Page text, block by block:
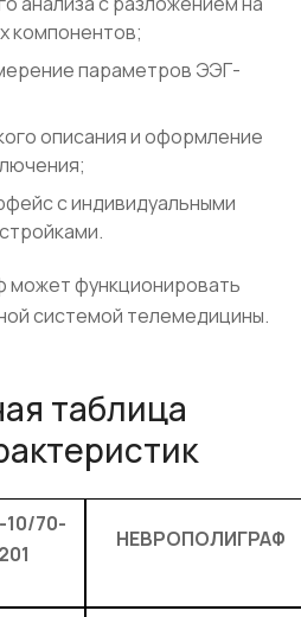
компонентов;
параметров ЭЭГ-
описания и оформление
с индивидуальными
функционировать
системой телемедицины.
таблица
70-
201
НЕВРОПОЛИГРАФ